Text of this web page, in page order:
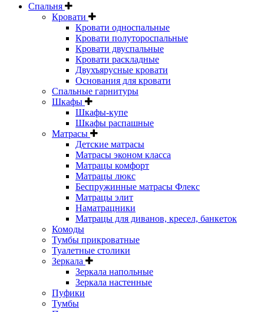
Спальня
Кровати
Кровати односпальные
Кровати полутороспальные
Кровати двуспальные
Кровати раскладные
Двухъярусные кровати
Основания для кровати
Спальные гарнитуры
Шкафы
Шкафы-купе
Шкафы распашные
Матрасы
Детские матрасы
Матрасы эконом класса
Матрацы комфорт
Матрацы люкс
Беспружинные матрасы Флекс
Матрацы элит
Наматрацники
Матрацы для диванов, кресел, банкеток
Комоды
Тумбы прикроватные
Туалетные столики
Зеркала
Зеркала напольные
Зеркала настенные
Пуфики
Тумбы